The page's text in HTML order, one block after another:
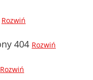
Rozwiń
404 Rozwiń
Rozwiń